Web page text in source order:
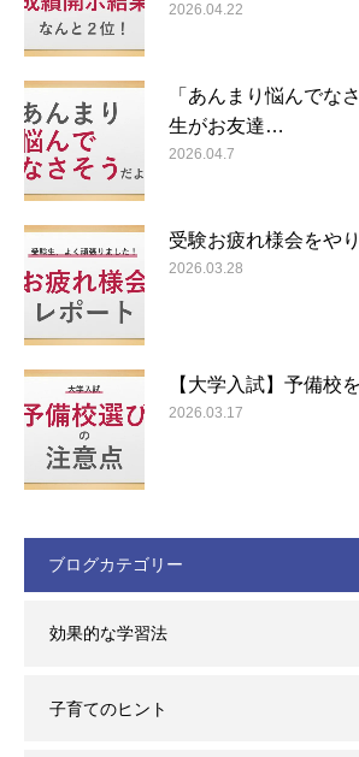
2026.04.22
「あんまり悩んでな
生がお友達…
2026.04.7
受験お疲れ様会をや
2026.03.28
【大学入試】予備校
2026.03.17
ブログカテゴリー
効果的な学習法
子育てのヒント